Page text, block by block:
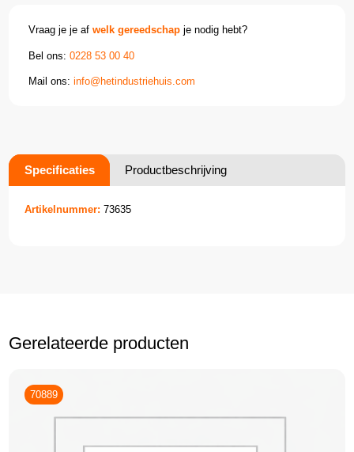
Vraag je je afwelk gereedschap je nodig hebt?
Bel ons:0228 53 00 40
Mail ons:info@hetindustriehuis.com
Specificaties Productbeschrijving
Artikelnummer: 73635
Gerelateerde producten
70889